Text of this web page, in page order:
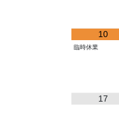
10
臨時休業
17